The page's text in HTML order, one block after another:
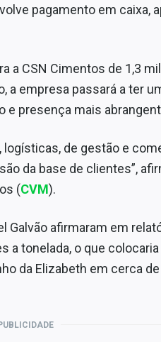
pagamento em caixa,
a CSN Cimentos de 1,3
a empresa passará a ter
e presença mais
de gestão e
da base de clientes”,
(CVM).
Galvão afirmaram em
a tonelada, o que colocaria
da Elizabeth em cerca